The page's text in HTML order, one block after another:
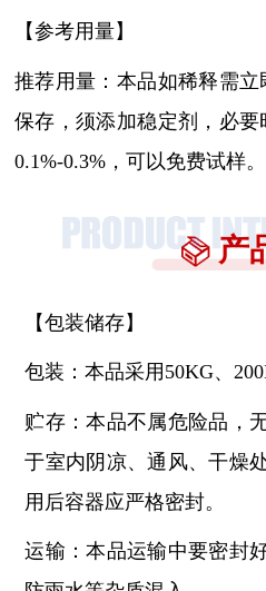
【参考用量】
推荐用量：本品如稀释需
保存，须添加稳定剂，必
0.1%-0.3%，可以免费试样。
产
【包装储存】
包装：本品采用 50KG、
贮存：本品不属危险品，
于室内阴凉、通风、干燥
用后容器应严格密封。
运输：本品运输中要密封